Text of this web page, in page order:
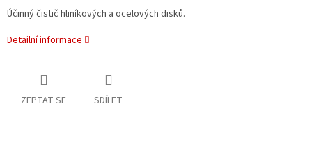
Účinný čistič hliníkových a ocelových disků.
Detailní informace
ZEPTAT SE SDÍLET